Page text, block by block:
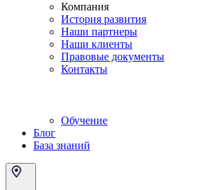
Компания
История развития
Наши партнеры
Наши клиенты
Правовые документы
Контакты
Обучение
Блог
База знаний